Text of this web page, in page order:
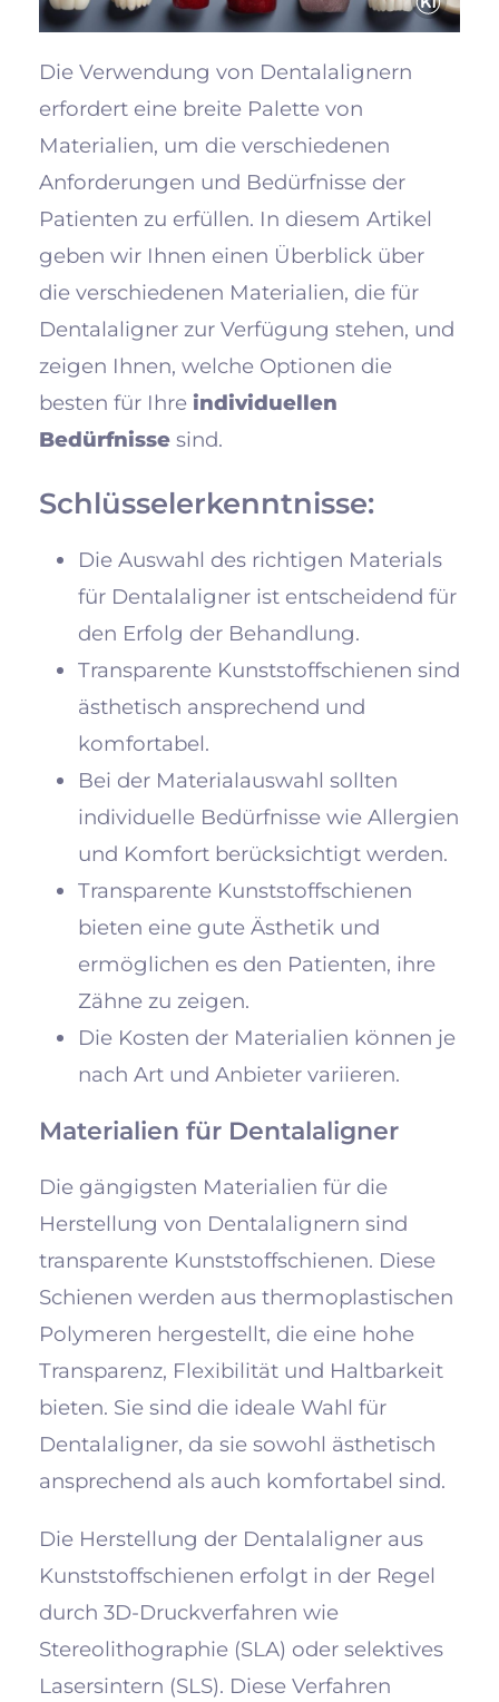
Die Verwendung von Dentalalignern
erfordert eine breite Palette von
Materialien, um die verschiedenen
Anforderungen und Bedürfnisse der
Patienten zu erfüllen. In diesem Artikel
geben wir Ihnen einen Überblick über
die verschiedenen Materialien, die für
Dentalaligner zur Verfügung stehen, und
zeigen Ihnen, welche Optionen die
besten für Ihre individuellen
Bedürfnisse sind.
Schlüsselerkenntnisse:
Die Auswahl des richtigen Materials
für Dentalaligner ist entscheidend für
den Erfolg der Behandlung.
Transparente Kunststoffschienen sind
ästhetisch ansprechend und
komfortabel.
Bei der Materialauswahl sollten
individuelle Bedürfnisse wie Allergien
und Komfort berücksichtigt werden.
Transparente Kunststoffschienen
bieten eine gute Ästhetik und
ermöglichen es den Patienten, ihre
Zähne zu zeigen.
Die Kosten der Materialien können je
nach Art und Anbieter variieren.
Materialien für Dentalaligner
Die gängigsten Materialien für die
Herstellung von Dentalalignern sind
transparente Kunststoffschienen. Diese
Schienen werden aus thermoplastischen
Polymeren hergestellt, die eine hohe
Transparenz, Flexibilität und Haltbarkeit
bieten. Sie sind die ideale Wahl für
Dentalaligner, da sie sowohl ästhetisch
ansprechend als auch komfortabel sind.
Die Herstellung der Dentalaligner aus
Kunststoffschienen erfolgt in der Regel
durch 3D-Druckverfahren wie
Stereolithographie (SLA) oder selektives
Lasersintern (SLS). Diese Verfahren